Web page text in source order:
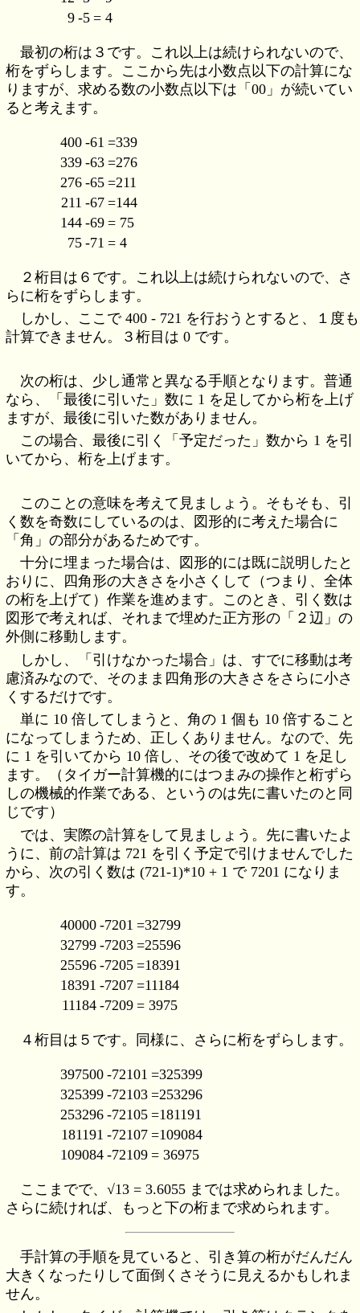
9 -5 = 4
最初の桁は３です。これ以上は続けられないので、
桁をずらします。ここから先は小数点以下の計算にな
りますが、求める数の小数点以下は「00」が続いてい
ると考えます。
400 -61 =339
339 -63 =276
276 -65 =211
211 -67 =144
144 -69 = 75
75 -71 = 4
２桁目は６です。これ以上は続けられないので、さ
らに桁をずらします。
しかし、ここで 400 - 721 を行おうとすると、１度も
計算できません。３桁目は 0 です。
次の桁は、少し通常と異なる手順となります。普通
なら、「最後に引いた」数に 1 を足してから桁を上げ
ますが、最後に引いた数がありません。
この場合、最後に引く「予定だった」数から 1 を引
いてから、桁を上げます。
このことの意味を考えて見ましょう。そもそも、引
く数を奇数にしているのは、図形的に考えた場合に
「角」の部分があるためです。
十分に埋まった場合は、図形的には既に説明したと
おりに、四角形の大きさを小さくして（つまり、全体
の桁を上げて）作業を進めます。このとき、引く数は
図形で考えれば、それまで埋めた正方形の「２辺」の
外側に移動します。
しかし、「引けなかった場合」は、すでに移動は考
慮済みなので、そのまま四角形の大きさをさらに小さ
くするだけです。
単に 10 倍してしまうと、角の 1 個も 10 倍すること
になってしまうため、正しくありません。なので、先
に 1 を引いてから 10 倍し、その後で改めて 1 を足し
ます。（タイガー計算機的にはつまみの操作と桁ずら
しの機械的作業である、というのは先に書いたのと同
じです）
では、実際の計算をして見ましょう。先に書いたよ
うに、前の計算は 721 を引く予定で引けませんでした
から、次の引く数は (721-1)*10 + 1 で 7201 になりま
す。
40000 -7201 =32799
32799 -7203 =25596
25596 -7205 =18391
18391 -7207 =11184
11184 -7209 = 3975
４桁目は５です。同様に、さらに桁をずらします。
397500 -72101 =325399
325399 -72103 =253296
253296 -72105 =181191
181191 -72107 =109084
109084 -72109 = 36975
ここまでで、√13 = 3.6055 までは求められました。
さらに続ければ、もっと下の桁まで求められます。
手計算の手順を見ていると、引き算の桁がだんだん
大きくなったりして面倒くさそうに見えるかもしれま
せん。